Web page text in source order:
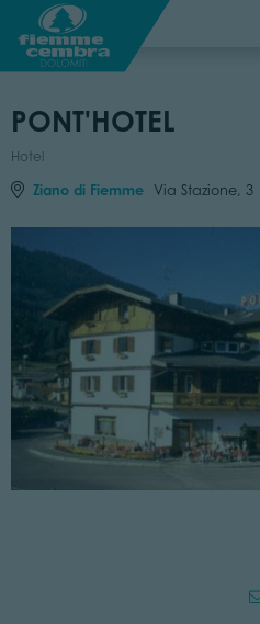
PONT'HOTEL
Hotel
Ziano di Fiemme Via Stazione, 3